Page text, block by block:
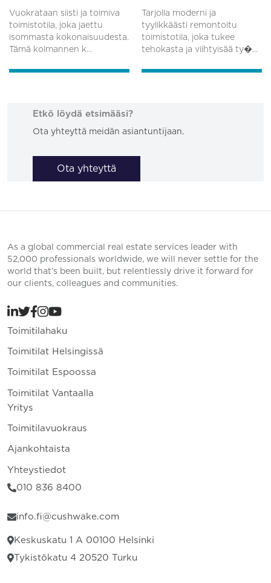
Vuokrataan siisti ja toimiva
toimistotila, joka jaettu
isommasta kokonaisuudesta.
Tämä kolmannen k...
Tarjolla moderni ja
tyylikkäästi remontoitu
toimistotila, joka tukee
tehokasta ja viihtyisää ty�...
Etkö löydä etsimääsi?
Ota yhteyttä meidän asiantuntijaan.
Ota yhteyttä
As a global commercial real estate services leader with
52,000 professionals worldwide, we will never settle for the
world that’s been built, but relentlessly drive it forward for
our clients, colleagues and communities.
Toimitilahaku
Toimitilat Helsingissä
Toimitilat Espoossa
Toimitilat Vantaalla
Yritys
Toimitilavuokraus
Ajankohtaista
Yhteystiedot
010 836 8400
info.fi@cushwake.com
Keskuskatu 1 A 00100 Helsinki
Tykistökatu 4 20520 Turku